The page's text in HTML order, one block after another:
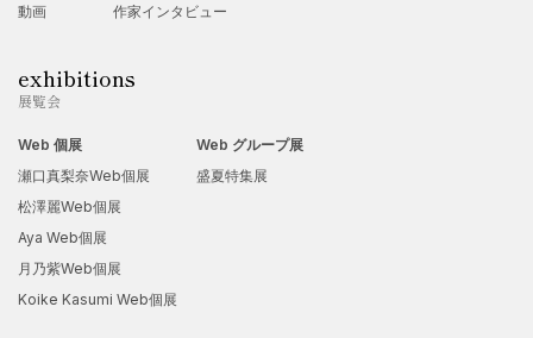
2013
2013
欧州美術クラブ「第
回スペイン美術賞展」入選
2012年
欧州美術クラブ「第
動画 作家インタビュー
exhibitions
展覧会
Web 個展
瀬口真梨奈Web個展
松澤麗Web個展
Aya Web個展
月乃紫Web個展
Koike Kasumi Web個展
Web グループ展
盛夏特集展